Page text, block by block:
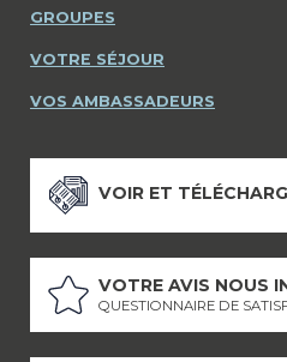
GROUPES
VOTRE SÉJOUR
VOS AMBASSADEURS
VOIR ET
VOTRE AVIS NOUS
QUESTIONNAIRE DE